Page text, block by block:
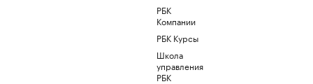
РБК
Компании
РБК Курсы
Школа
управления
РБК